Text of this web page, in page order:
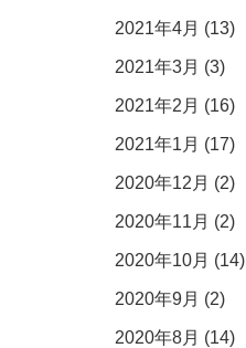
2021年4月 (13)
2021年3月 (3)
2021年2月 (16)
2021年1月 (17)
2020年12月 (2)
2020年11月 (2)
2020年10月 (14)
2020年9月 (2)
2020年8月 (14)